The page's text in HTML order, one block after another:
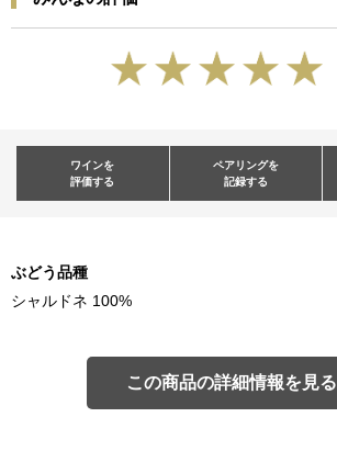
ワインを
評価する
ペアリングを
記録する
ぶどう品種
シャルドネ 100%
この商品の詳細情報を見る